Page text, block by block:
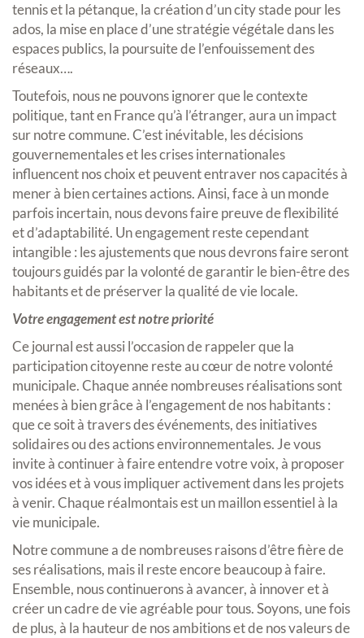
tennis et la pétanque, la création d’un city stade pour les
ados, la mise en place d’une stratégie végétale dans les
espaces publics, la poursuite de l’enfouissement des
réseaux….
Toutefois, nous ne pouvons ignorer que le contexte
politique, tant en France qu’à l’étranger, aura un impact
sur notre commune. C’est inévitable, les décisions
gouvernementales et les crises internationales
influencent nos choix et peuvent entraver nos capacités à
mener à bien certaines actions. Ainsi, face à un monde
parfois incertain, nous devons faire preuve de flexibilité
et d’adaptabilité. Un engagement reste cependant
intangible : les ajustements que nous devrons faire seront
toujours guidés par la volonté de garantir le bien-être des
habitants et de préserver la qualité de vie locale.
Votre engagement est notre priorité
Ce journal est aussi l’occasion de rappeler que la
participation citoyenne reste au cœur de notre volonté
municipale. Chaque année nombreuses réalisations sont
menées à bien grâce à l’engagement de nos habitants :
que ce soit à travers des événements, des initiatives
solidaires ou des actions environnementales. Je vous
invite à continuer à faire entendre votre voix, à proposer
vos idées et à vous impliquer activement dans les projets
à venir. Chaque réalmontais est un maillon essentiel à la
vie municipale.
Notre commune a de nombreuses raisons d’être fière de
ses réalisations, mais il reste encore beaucoup à faire.
Ensemble, nous continuerons à avancer, à innover et à
créer un cadre de vie agréable pour tous. Soyons, une fois
de plus, à la hauteur de nos ambitions et de nos valeurs de